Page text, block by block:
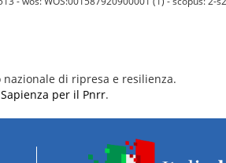
di ripresa e resilienza.
Sapienza per il Pnrr.